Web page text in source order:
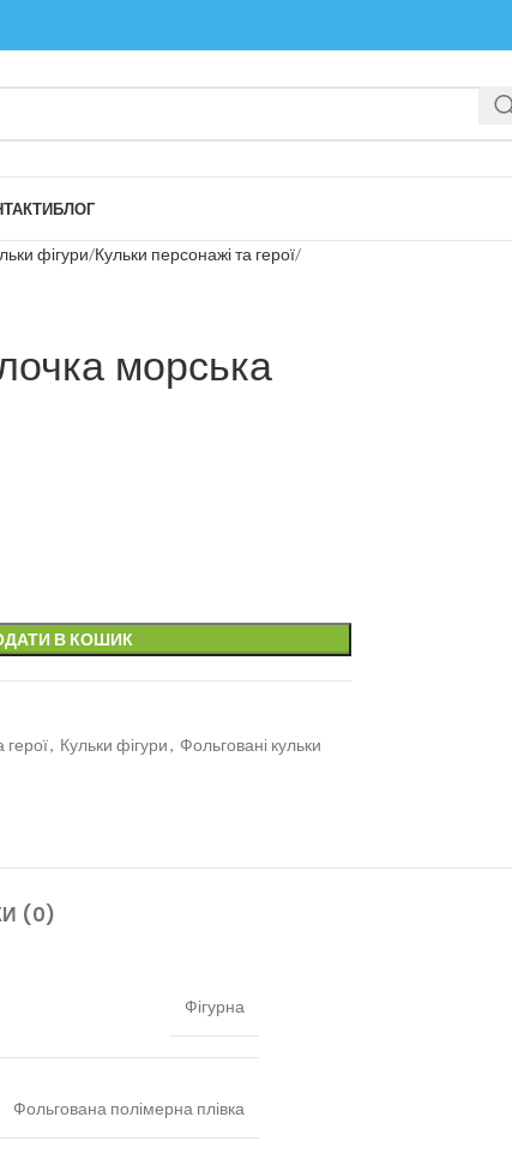
БЛОГ
фігури Кульки персонажі та герої
морська
В КОШИК
герої, Кульки фігури, Фольговані кульки
(0)
Фігурна
Фольгована полімерна плівка